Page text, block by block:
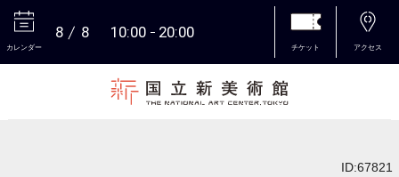
カレンダー
8 8 10:00 20:00
チケット アクセス
ID:67821